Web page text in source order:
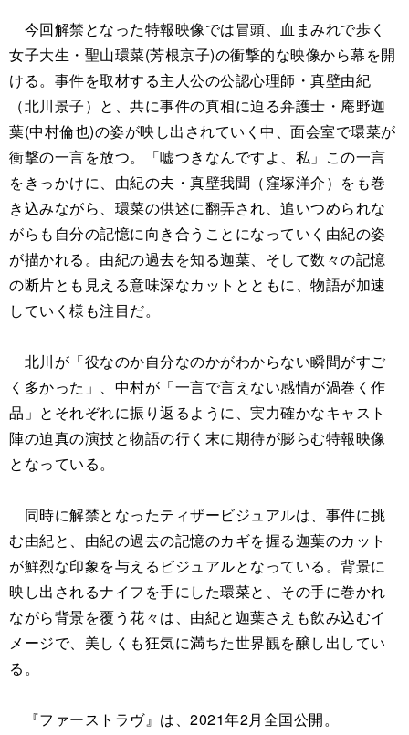
今回解禁となった特報映像では冒頭、血まみれで歩く
女子大生・聖山環菜(芳根京子)の衝撃的な映像から幕を開
ける。事件を取材する主人公の公認心理師・真壁由紀
（北川景子）と、共に事件の真相に迫る弁護士・庵野迦
葉(中村倫也)の姿が映し出されていく中、面会室で環菜が
衝撃の一言を放つ。「嘘つきなんですよ、私」この一言
をきっかけに、由紀の夫・真壁我聞（窪塚洋介）をも巻
き込みながら、環菜の供述に翻弄され、追いつめられな
がらも自分の記憶に向き合うことになっていく由紀の姿
が描かれる。由紀の過去を知る迦葉、そして数々の記憶
の断片とも見える意味深なカットとともに、物語が加速
していく様も注目だ。
北川が「役なのか自分なのかがわからない瞬間がすご
く多かった」、中村が「一言で言えない感情が渦巻く作
品」とそれぞれに振り返るように、実力確かなキャスト
陣の迫真の演技と物語の行く末に期待が膨らむ特報映像
となっている。
同時に解禁となったティザービジュアルは、事件に挑
む由紀と、由紀の過去の記憶のカギを握る迦葉のカット
が鮮烈な印象を与えるビジュアルとなっている。背景に
映し出されるナイフを手にした環菜と、その手に巻かれ
ながら背景を覆う花々は、由紀と迦葉さえも飲み込むイ
メージで、美しくも狂気に満ちた世界観を醸し出してい
る。
『ファーストラヴ』は、2021年2月全国公開。